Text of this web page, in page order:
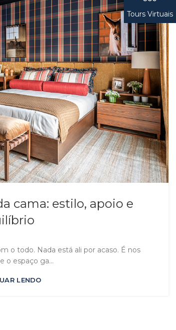
cama: estilo, apoio e
o todo. Nada está ali por acaso. É nos
o espaço ga...
LENDO
Tours Virtuais